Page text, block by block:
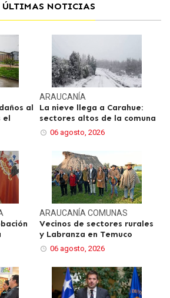
ÚLTIMAS NOTICIAS
al
el
ARAUCANÍA
La nieve llega a Carahue:
sectores altos de la comuna
06 agosto, 2026
ARAUCANÍACOMUNAS
Vecinos de sectores rurales
y Labranza en Temuco
06 agosto, 2026